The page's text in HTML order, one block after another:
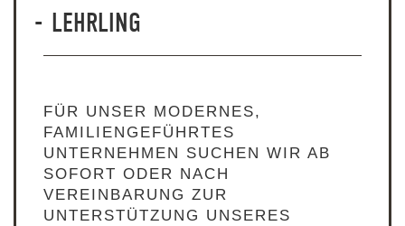
LEHRLING
FÜR UNSER MODERNES,
FAMILIENGEFÜHRTES
UNTERNEHMEN SUCHEN WIR AB
SOFORT ODER NACH
VEREINBARUNG ZUR
UNTERSTÜTZUNG UNSERES